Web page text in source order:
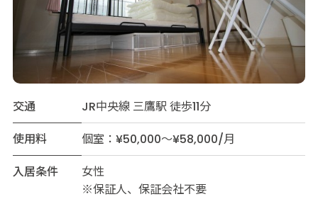
交通
JR中央線 三鷹駅 徒歩11分
使用料
個室：¥50,000～¥58,000/月
入居条件
女性
※保証人、保証会社不要